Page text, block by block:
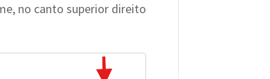
no canto superior direito